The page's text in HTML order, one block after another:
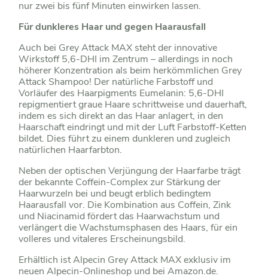
nur zwei bis fünf Minuten einwirken lassen.
Für dunkleres Haar und gegen Haarausfall
Auch bei Grey Attack MAX steht der innovative
Wirkstoff 5,6-DHI im Zentrum – allerdings in noch
höherer Konzentration als beim herkömmlichen Grey
Attack Shampoo! Der natürliche Farbstoff und
Vorläufer des Haarpigments Eumelanin: 5,6-DHI
repigmentiert graue Haare schrittweise und dauerhaft,
indem es sich direkt an das Haar anlagert, in den
Haarschaft eindringt und mit der Luft Farbstoff-Ketten
bildet. Dies führt zu einem dunkleren und zugleich
natürlichen Haarfarbton.
Neben der optischen Verjüngung der Haarfarbe trägt
der bekannte Coffein-Complex zur Stärkung der
Haarwurzeln bei und beugt erblich bedingtem
Haarausfall vor. Die Kombination aus Coffein, Zink
und Niacinamid fördert das Haarwachstum und
verlängert die Wachstumsphasen des Haars, für ein
volleres und vitaleres Erscheinungsbild.
Erhältlich ist Alpecin Grey Attack MAX exklusiv im
neuen Alpecin-Onlineshop und bei Amazon.de.